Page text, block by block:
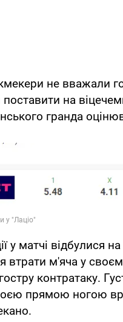
не вважали
на
гранда
у матчі відбулися
втрати м'яча у
контратаку.
прямою ногою